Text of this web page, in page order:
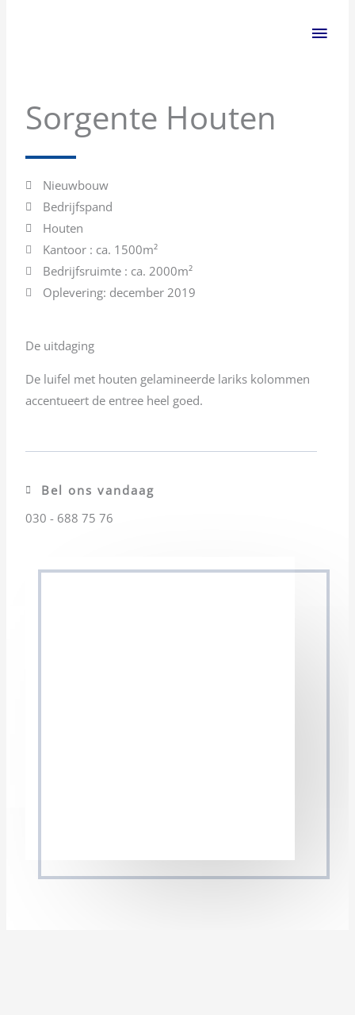
Sorgente Houten
Nieuwbouw
Bedrijfspand
Houten
Kantoor : ca. 1500m²
Bedrijfsruimte : ca. 2000m²
Oplevering: december 2019
De uitdaging
De luifel met houten gelamineerde lariks kolommen
accentueert de entree heel goed.
Bel ons vandaag
030 - 688 75 76